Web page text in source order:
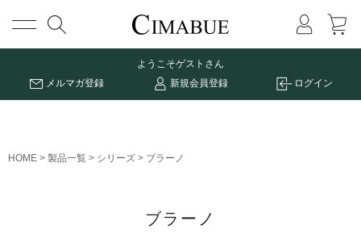
メニュー
ようこそゲストさん
メルマガ登録
新規会員登録 ログイン
HOME 製品一覧 シリーズ ブラーノ
ブラーノ